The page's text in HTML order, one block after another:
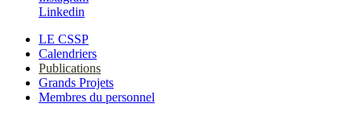
Linkedin
LE CSSP
Calendriers
Publications
Grands Projets
Membres du personnel